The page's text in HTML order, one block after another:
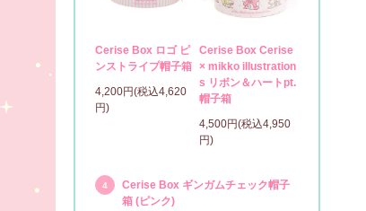
Cerise Box ロゴ ピ
ンストライプ帽子箱
4,200円(税込4,620
円)
Cerise Box Cerise
× mikko illustration
s リボン＆ハートpt.
帽子箱
4,500円(税込4,950
円)
4
Cerise Box ギンガムチェック帽子
箱 (ピンク)